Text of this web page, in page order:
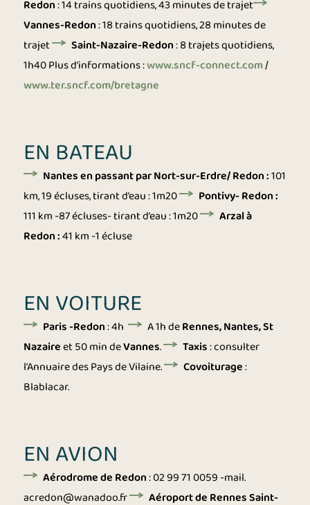
Redon: 14 trains quotidiens, 43 minutes de trajet
Vannes-Redon: 18 trains quotidiens, 28 minutes de
trajet
Saint-Nazaire-Redon: 8 trajets quotidiens,
1h40Plus d’informations:www.sncf-connect.com/
www.ter.sncf.com/bretagne
EN BATEAU
Nantes en passant par Nort-sur-Erdre/ Redon :101
km, 19 écluses, tirant d’eau : 1m20
Pontivy- Redon :
111 km -87 écluses- tirant d’eau : 1m20
Arzal à
Redon :41 km -1 écluse
EN VOITURE
Paris -Redon: 4h A 1h deRennes, Nantes, St
Nazaireet 50 min deVannes. Taxis: consulter
l’Annuaire des Pays de Vilaine.
Covoiturage:
Blablacar.
EN AVION
Aérodrome de Redon: 02 99 71 0059 -mail.
acredon@wanadoo.fr
Aéroport de Rennes Saint-